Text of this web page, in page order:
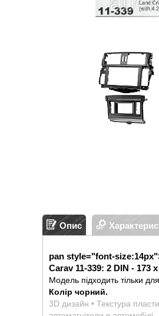
Опис
pan style="font-
Carav 11-339: 2 DIN - 173
Модель підходить тільки
Колір чорний.
3D дизайн • Текстура